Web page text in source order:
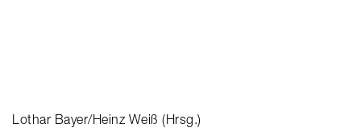
Lothar Bayer/Heinz Weiß (Hrsg.)